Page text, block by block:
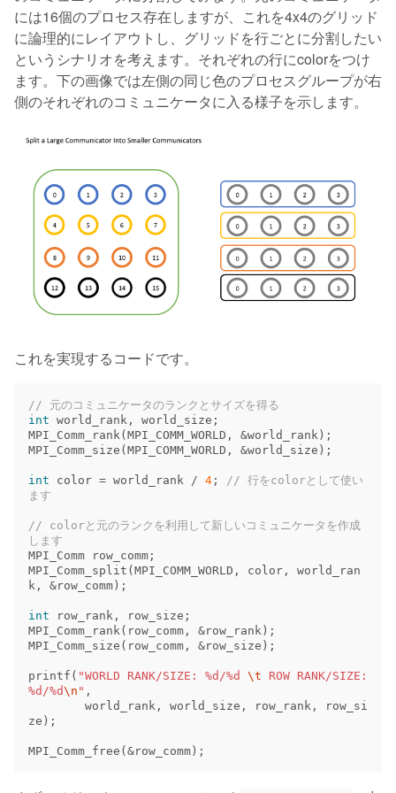
には16個のプロセス存在しますが、これを4x4のグリッド
に論理的にレイアウトし、グリッドを行ごとに分割したい
というシナリオを考えます。それぞれの行にcolorをつけ
ます。下の画像では左側の同じ色のプロセスグループが右
側のそれぞれのコミュニケータに入る様子を示します。
これを実現するコードです。
// 元のコミュニケータのランクとサイズを得る
int world_rank , world_size ;
MPI_Comm_rank( MPI_COMM_WORLD , &world_rank );
MPI_Comm_size ( MPI_COMM_WORLD , &world_size );
int color = world_rank / 4 ;
// 行をcolorとして使い
ます
// colorと元のランクを利用して新しいコミュニケータを作成
します
MPI_Comm
row_comm ;
MPI_Comm_split ( MPI_COMM_WORLD , color ,
world_ran
k , &row_comm );
int row_rank , row_size ;
MPI_Comm_rank( row_comm , &row_rank );
MPI_Comm_size ( row_comm , &row_size );
printf ( "WORLD RANK/SIZE: %d/%d \t ROW RANK/SIZE:
%d/%d\n " ,
world_rank , world_size , row_rank ,
row_si
ze );
MPI_Comm_free ( &row_comm );